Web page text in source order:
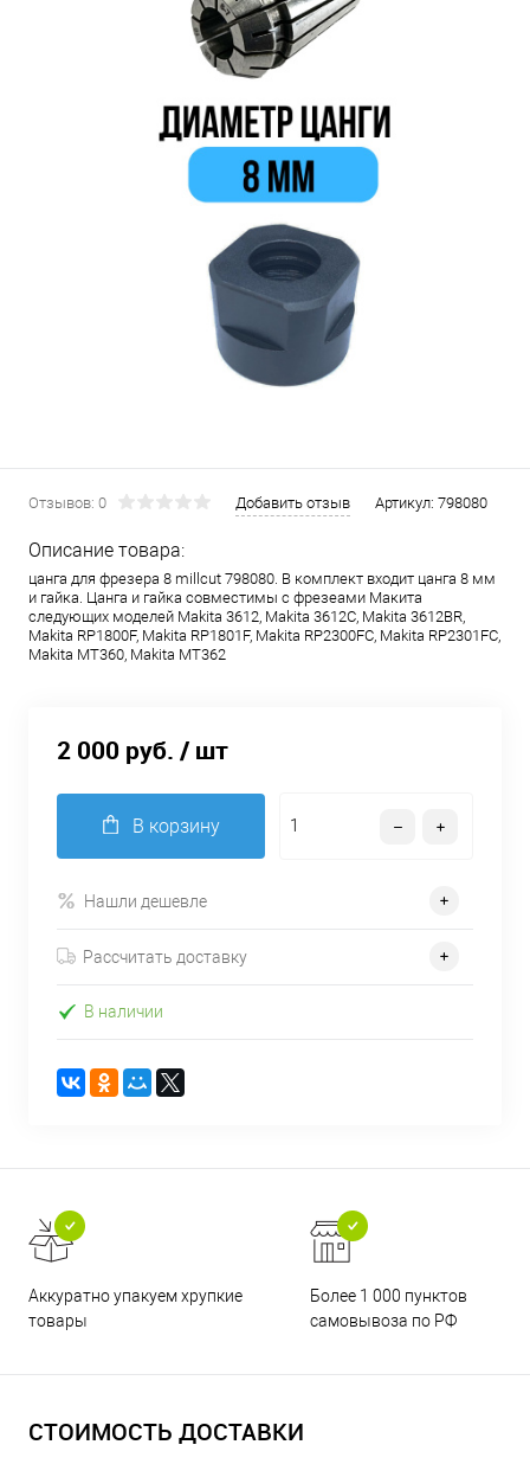
Отзывов: 0 Добавить отзыв Артикул: 798080
Описание товара:
цанга для фрезера 8 millcut 798080. В комплект входит цанга 8 мм
и гайка. Цанга и гайка совместимы с фрезеами Макита
следующих моделей Makita 3612, Makita 3612C, Makita 3612BR,
Makita RP1800F, Makita RP1801F, Makita RP2300FC, Makita RP2301FC,
Makita MT360, Makita MT362
2 000 руб. / шт
В корзину
Нашли дешевле
Рассчитать доставку
В наличии
Аккуратно упакуем хрупкие
товары
Более 1 000 пунктов
самовывоза по РФ
СТОИМОСТЬ ДОСТАВКИ